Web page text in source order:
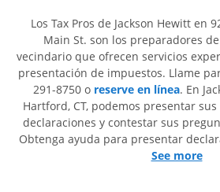
Los Tax Pros de Jackson Hewitt en
Main St. son ​​los preparadores
vecindario que ofrecen servicios
presentación de impuestos. Llame
291-8750 o reserve en línea. En
Hartford, CT, podemos presentar
declaraciones y contestar sus
Obtenga ayuda para presentar
simples o situaciones másSee more